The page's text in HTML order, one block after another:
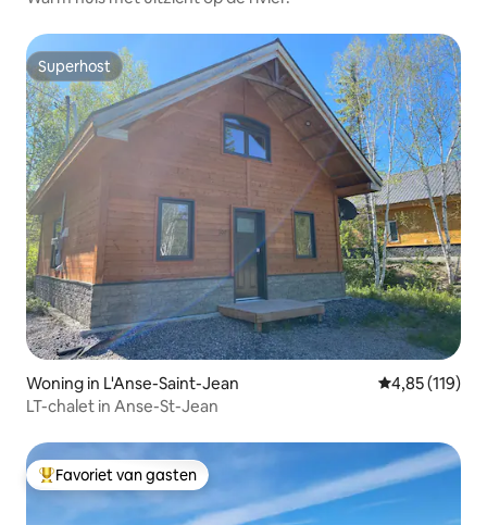
Superhost
Superhost
Woning in L'Anse-Saint-Jean Gemiddelde
4,85 (119)
LT-chalet in Anse-St-Jean
Topfavoriet van gasten
Favoriet van gasten